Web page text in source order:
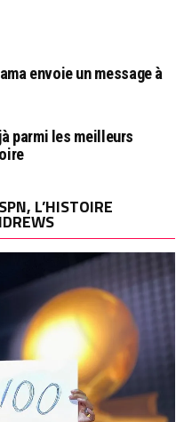
envoie un message à
parmi les meilleurs
L’HISTOIRE